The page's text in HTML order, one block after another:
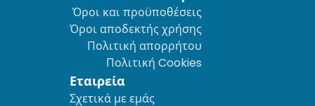
Όροι και προϋποθέσεις
Όροι αποδεκτής χρήσης
Πολιτική απορρήτου
Πολιτική Cookies
Εταιρεία
Σχετικά με εμάς